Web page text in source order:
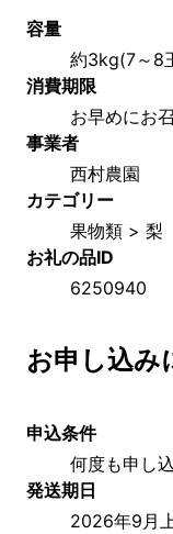
容量
約3kg(7～8
消費期限
お早めにお
事業者
西村農園
カテゴリー
果物類 > 梨
お礼の品ID
6250940
お申し込み
申込条件
何度も申し
発送期日
2026年9月